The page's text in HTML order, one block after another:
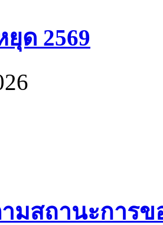
ด 2569
มสถานะการ